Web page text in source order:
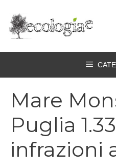
contenuto
Mare
Puglia
infrazioni